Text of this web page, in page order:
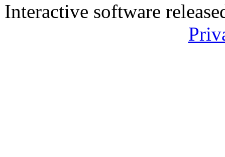
Interactive software